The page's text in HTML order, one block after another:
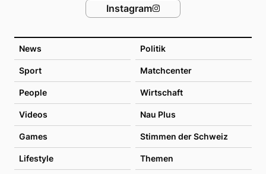
News Politik
Sport Matchcenter
People Wirtschaft
Videos Nau Plus
Games Stimmen der Schweiz
Lifestyle Themen
Instagram